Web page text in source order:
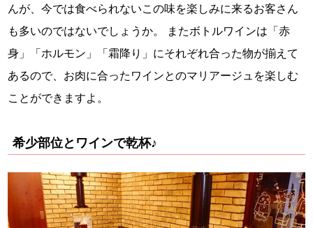
んが、今では食べられないこの味を楽しみに来るお客さん
も多いのではないでしょうか。 またボトルワインは「赤
身」「ホルモン」「霜降り」にそれぞれ合った物が揃えて
あるので、お肉に合ったワインとのマリアージュを楽しむ
ことができますよ。
希少部位とワインで乾杯♪